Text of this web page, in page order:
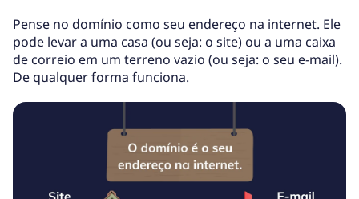
Pense no domínio como seu endereço na internet. Ele
pode levar a uma casa (ou seja: o site) ou a uma caixa
de correio em um terreno vazio (ou seja: o seu e-mail).
De qualquer forma funciona.